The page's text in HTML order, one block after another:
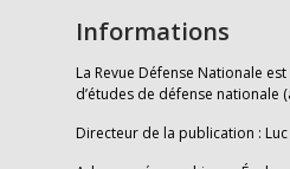
Informations
La Revue Défense Nationale
d’études de défense nationale
Directeur de la publication :